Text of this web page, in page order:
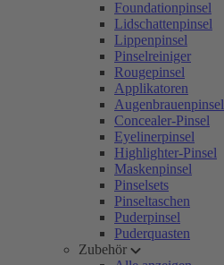
Foundationpinsel
Lidschattenpinsel
Lippenpinsel
Pinselreiniger
Rougepinsel
Applikatoren
Augenbrauenpinsel
Concealer-Pinsel
Eyelinerpinsel
Highlighter-Pinsel
Maskenpinsel
Pinselsets
Pinseltaschen
Puderpinsel
Puderquasten
Zubehör